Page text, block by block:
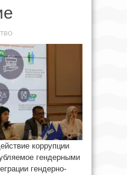
коррупции
гендерными
гендерно-